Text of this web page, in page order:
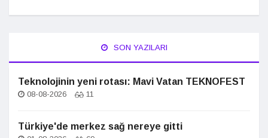
SON YAZILARI
Teknolojinin yeni rotası: Mavi Vatan TEKNOFEST
08-08-2026 11
Türkiye'de merkez sağ nereye gitti